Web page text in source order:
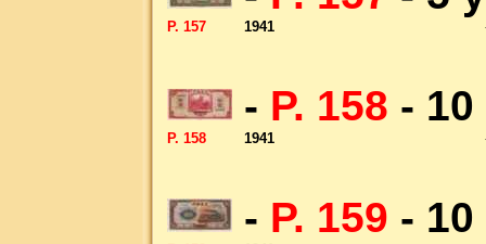
P. 157 1941
- P. 158 -
P. 158 1941
- P. 159 -